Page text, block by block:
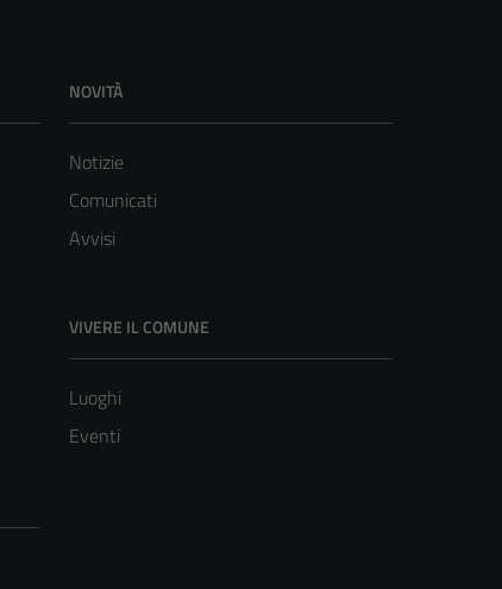
NOVITÀ
Notizie
Comunicati
Avvisi
VIVERE IL COMUNE
Luoghi
Eventi